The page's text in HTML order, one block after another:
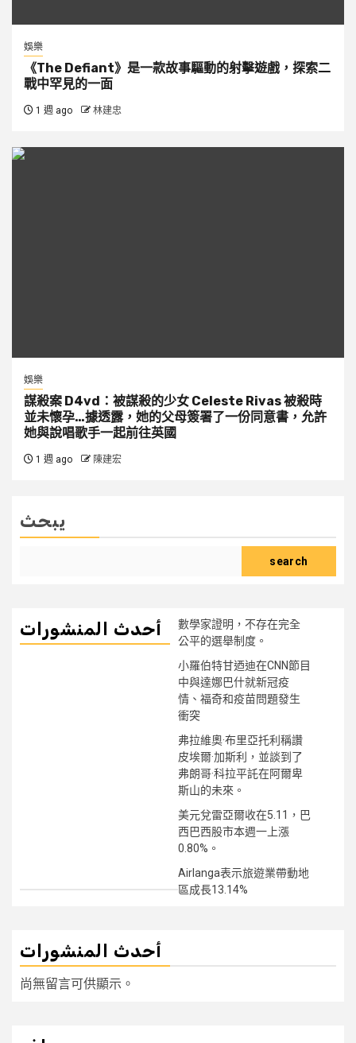
娛樂
《The Defiant》是一款故事驅動的射擊遊戲，探索二
戰中罕見的一面
1 週 ago 林建忠
娛樂
謀殺案 D4vd：被謀殺的少女 Celeste Rivas 被殺時
並未懷孕…據透露，她的父母簽署了一份同意書，允許
她與說唱歌手一起前往英國
1 週 ago 陳建宏
يبحث
search
أحدث المنشورات
數學家證明，不存在完全
公平的選舉制度。
小羅伯特甘迺迪在CNN節目
中與達娜巴什就新冠疫
情、福奇和疫苗問題發生
衝突
弗拉維奧·布里亞托利稱讚
皮埃爾·加斯利，並談到了
弗朗哥·科拉平託在阿爾卑
斯山的未來。
美元兌雷亞爾收在5.11，巴
西巴西股市本週一上漲
0.80%。
Airlanga表示旅遊業帶動地
區成長13.14%
أحدث المنشورات
尚無留言可供顯示。